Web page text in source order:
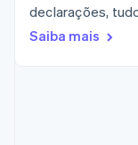
Climate
Remoção de
declarações,
Saiba mais